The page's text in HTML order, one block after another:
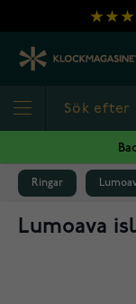
Hoppa till innehållet
Ringar
Lumoava